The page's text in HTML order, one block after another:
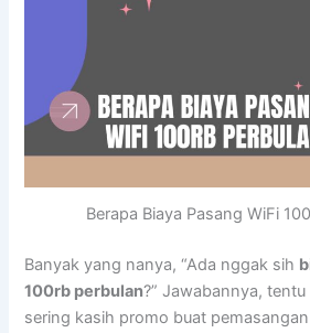
Berapa Biaya Pasang WiFi
Banyak yang nanya, “Ada nggak sih
100rb perbulan?” Jawabannya,
sering kasih promo buat